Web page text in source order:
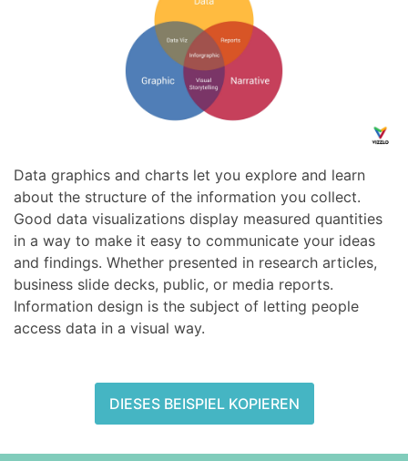
Data graphics and charts let you explore and learn
about the structure of the information you collect.
Good data visualizations display measured quantities
in a way to make it easy to communicate your ideas
and findings. Whether presented in research articles,
business slide decks, public, or media reports.
Information design is the subject of letting people
access data in a visual way.
DIESES BEISPIEL KOPIEREN